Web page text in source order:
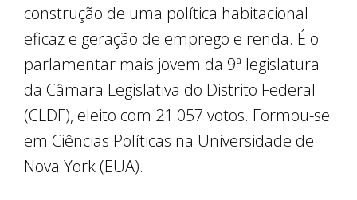
construção de uma política habitacional
eficaz e geração de emprego e renda. É o
parlamentar mais jovem da 9ª legislatura
da Câmara Legislativa do Distrito Federal
(CLDF), eleito com 21.057 votos. Formou-se
em Ciências Políticas na Universidade de
Nova York (EUA).